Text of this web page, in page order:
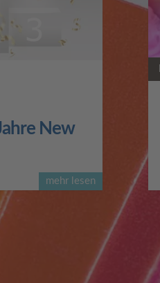
mehr lesen
New